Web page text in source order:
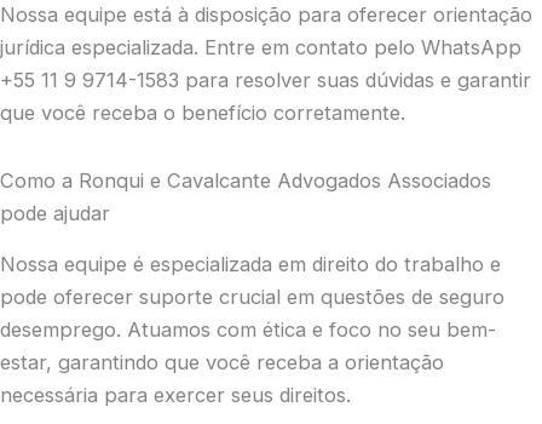
Nossa equipe está à disposição para oferecer orientação
jurídica especializada. Entre em contato pelo WhatsApp
+55 11 9 9714-1583 para resolver suas dúvidas e garantir
que você receba o benefício corretamente.
Como a Ronqui e Cavalcante Advogados Associados
pode ajudar
Nossa equipe é especializada em direito do trabalho e
pode oferecer suporte crucial em questões de seguro
desemprego. Atuamos com ética e foco no seu bem-
estar, garantindo que você receba a orientação
necessária para exercer seus direitos.